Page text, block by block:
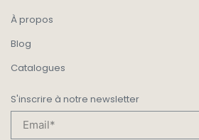
À propos
Blog
Catalogues
S'inscrire à notre newsletter